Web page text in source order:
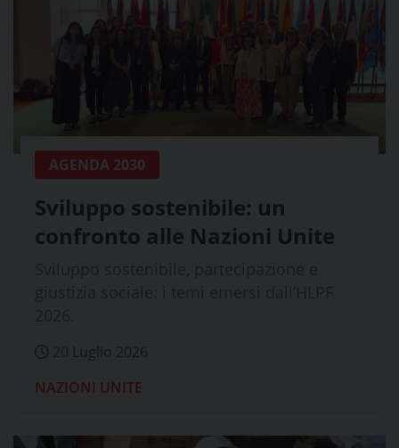
AGENDA 2030
Sviluppo sostenibile: un
confronto alle Nazioni Unite
20 Luglio 2026
NAZIONI UNITE